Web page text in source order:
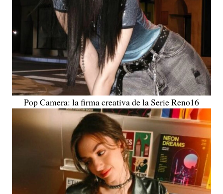
Pop Camera: la firma creativa de la Serie Reno16